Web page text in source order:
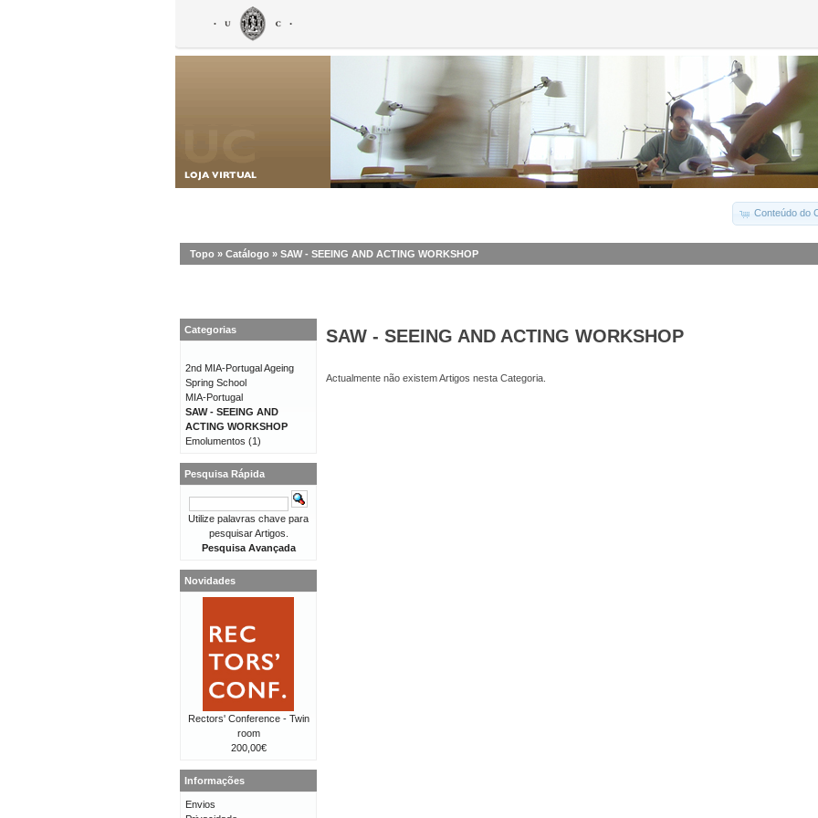
Conteúdo do
Topo » Catálogo » SAW - SEEING AND ACTING WORKSHOP
SAW - SEEING AND ACTING WORKSHOP
Actualmente não existem Artigos nesta Categoria.
Categorias
2nd MIA-Portugal Ageing
Spring School
MIA-Portugal
SAW - SEEING AND
ACTING WORKSHOP
Emolumentos (1)
Pesquisa Rápida
Utilize palavras chave para
pesquisar Artigos.
Pesquisa Avançada
Novidades
Rectors' Conference - Twin
room
200,00€
Informações
Envios